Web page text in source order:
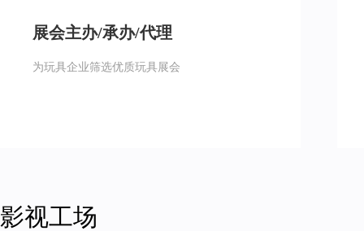
展会主办/承办/代理
为玩具企业筛选优质玩具展会
影视工场